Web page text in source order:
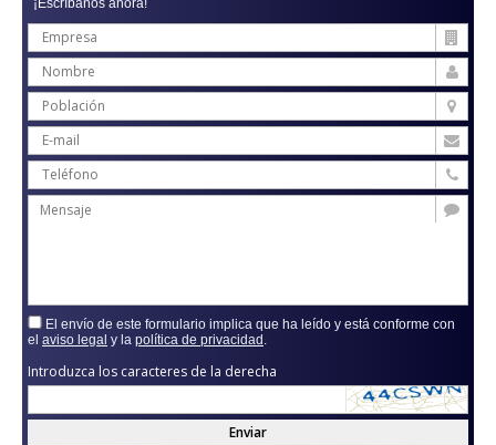
El envío de este formulario implica que ha leído y está conforme con
el aviso legal y la política de privacidad
Introduzca los caracteres de la derecha
Enviar